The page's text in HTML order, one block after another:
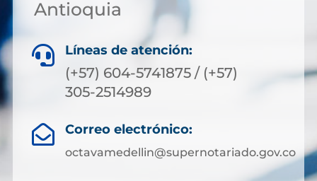
Antioquia
 Líneas de atención:
(+57) 604-5741875 / (+57)
305-2514989
 Correo electrónico:
octavamedellin@supernotariado.gov.co